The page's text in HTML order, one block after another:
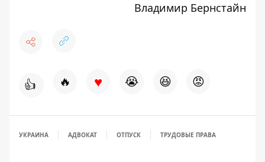
Владимир Бернстайн
👍 🔥 ♥ 😭 😆 😡
УКРАИНА АДВОКАТ ОТПУСК ТРУДОВЫЕ ПРАВА